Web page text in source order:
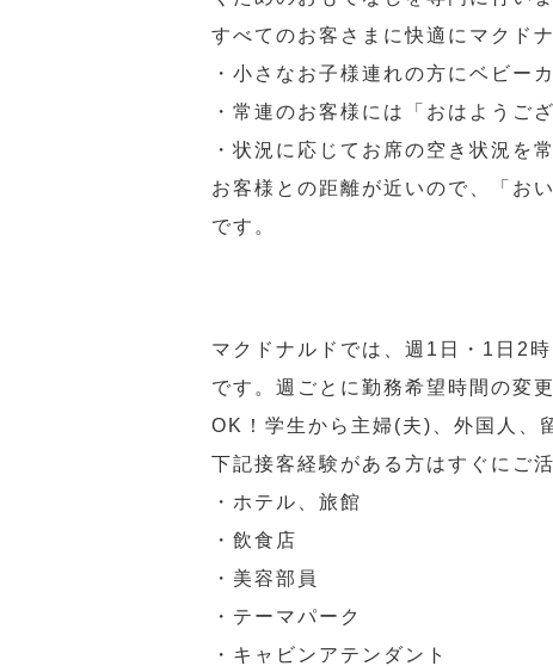
すべてのお客さまに快適にマクド
・小さなお子様連れの方にベビー
・常連のお客様には「おはようご
・状況に応じてお席の空き状況
お客様との距離が近いので、「お
です。
マクドナルドでは、週1日・1日2
です。週ごとに勤務希望時間の変
OK！学生から主婦(夫)、外国人、
下記接客経験がある方はすぐにご
・ホテル、旅館
・飲食店
・美容部員
・テーマパーク
・キャビンアテンダント